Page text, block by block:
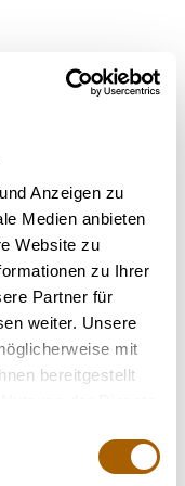
Anzeigen zu
Medien anbieten
Website zu
zu Ihrer
Partner für
weiter. Unsere
mit
bereitgestellt
Beta-Ocimem, D-
(z. B. Asthma),